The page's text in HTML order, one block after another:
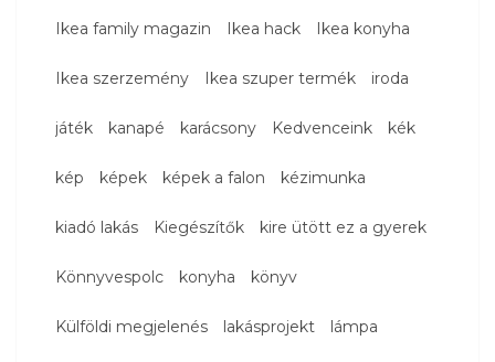
Ikea family magazin Ikea hack Ikea konyha
Ikea szerzemény Ikea szuper termék iroda
játék kanapé karácsony Kedvenceink kék
kép képek képek a falon kézimunka
kiadó lakás Kiegészítők kire ütött ez a gyerek
Könnyvespolc konyha könyv
Külföldi megjelenés lakásprojekt lámpa